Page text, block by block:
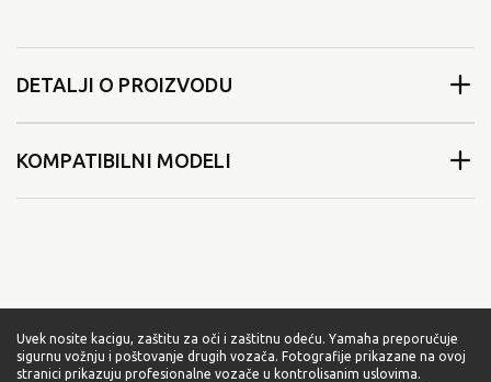
DETALJI O PROIZVODU
KOMPATIBILNI MODELI
Uvek nosite kacigu, zaštitu za oči i zaštitnu odeću. Yamaha preporučuje
sigurnu vožnju i poštovanje drugih vozača. Fotografije prikazane na ovoj
stranici prikazuju profesionalne vozače u kontrolisanim uslovima.